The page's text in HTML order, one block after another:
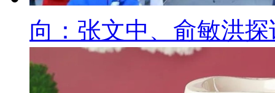
向：张文中、俞敏洪